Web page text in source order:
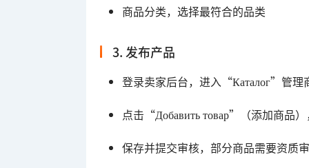
商品分类，选择最符合的品类
3. 发布产品
登录卖家后台，进入“Каталог”管理
点击“Добавить товар”（添加商品
保存并提交审核，部分商品需要资质